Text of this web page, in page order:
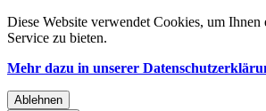
Diese Website verwendet Cookies, um Ihnen
Service zu bieten.
Mehr dazu in unserer
Ablehnen